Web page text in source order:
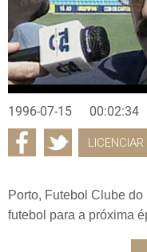
1996-07-15 00:02:34
Porto, Futebol Clube
futebol para a próxima